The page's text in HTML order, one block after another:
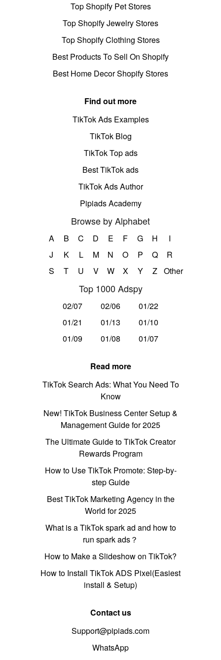
Top Shopify Pet Stores
Top Shopify Jewelry Stores
Top Shopify Clothing Stores
Best Products To Sell On Shopify
Best Home Decor Shopify Stores
Find out more
TikTok Ads Examples
TikTok Blog
TikTok Top ads
Best TikTok ads
TikTok Ads Author
Pipiads Academy
Browse by Alphabet
A B C D E F G H
I
J
K L M N O P Q
R
S
T U V W X Y Z Other
Top 1000 Adspy
02/07 02/06
01/22
01/21
01/13
01/10
01/09
01/08 01/07
Read more
TikTok Search Ads: What You Need To
Know
New! TikTok Business Center Setup &
Management Guide for 2025
The Ultimate Guide to TikTok Creator
Rewards Program
How to Use TikTok Promote: Step-by-
step Guide
Best TikTok Marketing Agency in the
World for 2025
What is a TikTok spark ad and how to
run spark ads？
How to Make a Slideshow on TikTok?
How to Install TikTok ADS Pixel(Easiest
install & Setup)
Contact us
Support@pipiads.com
WhatsApp